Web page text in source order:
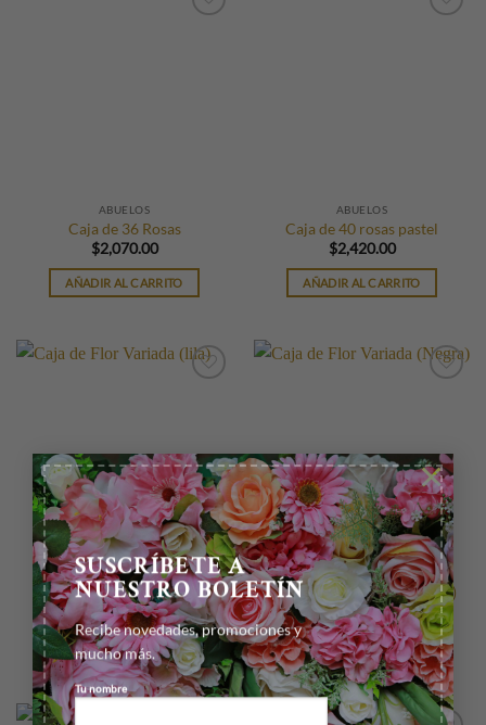
SUSCRÍBETE A
NUESTRO BOLETÍN
Recibe novedades, promociones y
mucho más.
Tu nombre
×
ABUELOS
Caja de 36 Rosas
$2,070.00
AÑADIR AL CARRITO
ABUELOS
Caja de 40 rosas pastel
$2,420.00
AÑADIR AL CARRITO
ABUELOS
Caja de Flor Variada (lila)
$ 1,070.00
AÑADIR AL CARRITO
ABUELOS
Caja de Flor Variada (Negra)
$1,070.00
AÑADIR AL CARRITO